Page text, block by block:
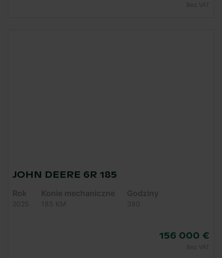
Bez VAT
JOHN DEERE 6R 185
Rok
2025
Konie mechaniczne
185 KM
Godziny
380
156 000 €